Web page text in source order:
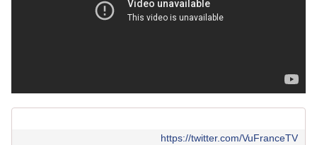
https://twitter.com/VuFranceTV